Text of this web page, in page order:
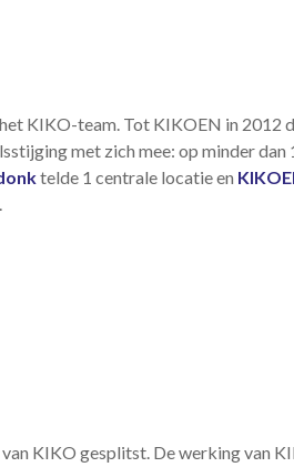
KIKO-team. Tot KIKOEN in 2012
met zich mee: op minder
telde 1 centrale locatie en
KIKO gesplitst. De werking van